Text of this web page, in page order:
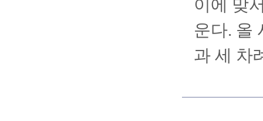
이에 맞
운다. 올
과 세 차